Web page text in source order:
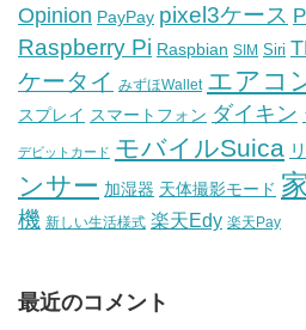
Opinion PayPay pixel3ケース
Raspberry Pi Raspbian SIM Siri
ケータイ みずほWallet エアコ
スプレイ スマートフォン ダイキン
デビットカード モバイルSuica
ンサー 加湿器 天体撮影モード
機 新しい生活様式 楽天Edy 楽天Pay
最近のコメント